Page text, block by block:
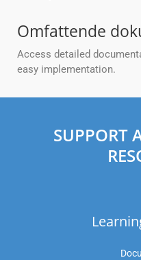
Omfattende
Access detailed
easy implementation.
SUPPORT